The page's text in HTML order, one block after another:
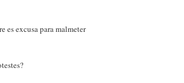
es excusa para malmeter